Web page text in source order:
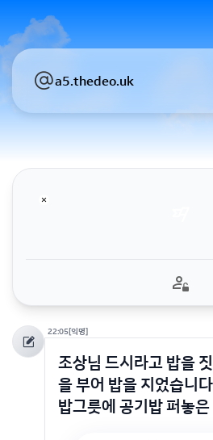
a5.thedeo.uk
22:05[익명]
조상님 드시라고 밥을
을 부어 밥을 지었습니
밥그릇에 공기밥 퍼놓은